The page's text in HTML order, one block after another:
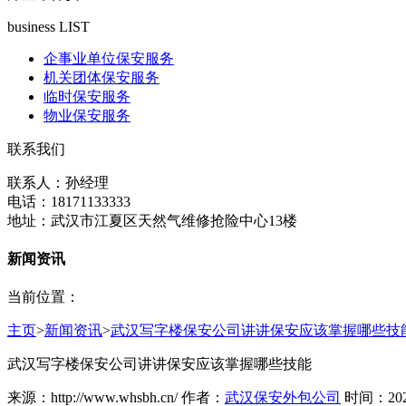
business LIST
企事业单位保安服务
机关团体保安服务
临时保安服务
物业保安服务
联系我们
联系人：孙经理
电话：18171133333
地址：武汉市江夏区天然气维修抢险中心13楼
新闻资讯
当前位置：
主页>新闻资讯>武汉写字楼保安公司讲讲保安应该掌握哪些技
武汉写字楼保安公司讲讲保安应该掌握哪些技能
来源：http://www.whsbh.cn/ 作者： 武汉保安外包公司 时间：